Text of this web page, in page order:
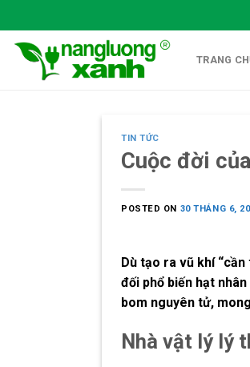
to
content
TRANG
TIN TỨC
Cuộc đời
POSTED ON 30 THÁNG 6,
Dù tạo ra vũ khí
đối phổ biến hạt
bom nguyên tử,
Nhà vật lý lý